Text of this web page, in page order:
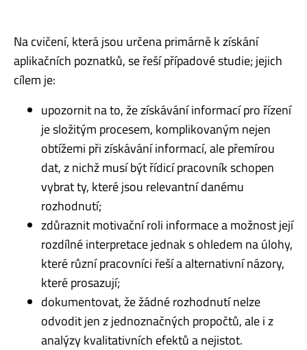
Na cvičení, která jsou určena primárně k získání
aplikačních poznatků, se řeší případové studie; jejich
cílem je:
upozornit na to, že získávání informací pro řízení
je složitým procesem, komplikovaným nejen
obtížemi při získávání informací, ale přemírou
dat, z nichž musí být řídicí pracovník schopen
vybrat ty, které jsou relevantní danému
rozhodnutí;
zdůraznit motivační roli informace a možnost její
rozdílné interpretace jednak s ohledem na úlohy,
které různí pracovníci řeší a alternativní názory,
které prosazují;
dokumentovat, že žádné rozhodnutí nelze
odvodit jen z jednoznačných propočtů, ale i z
analýzy kvalitativních efektů a nejistot.